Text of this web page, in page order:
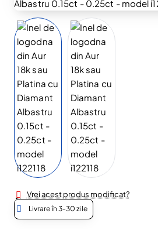
Vrei acest produs modificat?
Livrare în 3-30 zile